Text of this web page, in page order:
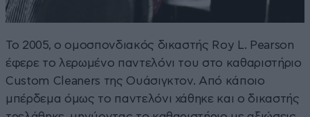
Το 2005, ο ομοσπονδιακός δικαστής Roy L. Pearson
έφερε το λερωμένο παντελόνι του στο καθαριστήριο
Custom Cleaners της Ουάσιγκτον. Από κάποιο
μπέρδεμα όμως το παντελόνι χάθηκε και ο δικαστής